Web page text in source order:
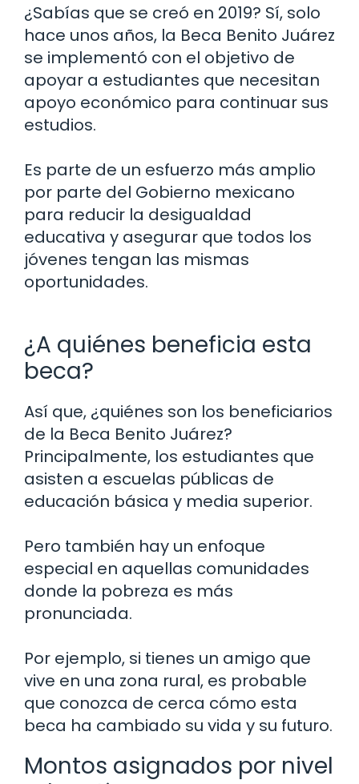
¿Sabías que se creó en 2019? Sí, solo
hace unos años, la Beca Benito Juárez
se implementó con el objetivo de
apoyar a estudiantes que necesitan
apoyo económico para continuar sus
estudios.
Es parte de un esfuerzo más amplio
por parte del Gobierno mexicano
para reducir la desigualdad
educativa y asegurar que todos los
jóvenes tengan las mismas
oportunidades.
¿A quiénes beneficia esta
beca?
Así que, ¿quiénes son los beneficiarios
de la Beca Benito Juárez?
Principalmente, los estudiantes que
asisten a escuelas públicas de
educación básica y media superior.
Pero también hay un enfoque
especial en aquellas comunidades
donde la pobreza es más
pronunciada.
Por ejemplo, si tienes un amigo que
vive en una zona rural, es probable
que conozca de cerca cómo esta
beca ha cambiado su vida y su futuro.
Montos asignados por nivel